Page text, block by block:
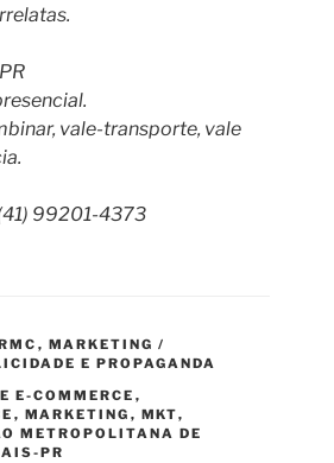
vale-transporte, vale
99201-4373
, MARKETING /
E PROPAGANDA
E-COMMERCE ,
, MARKETING , MKT,
METROPOLITANA DE
PR